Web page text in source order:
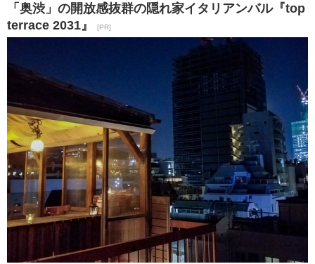
「奥渋」の開放感抜群の隠れ家イタリアンバル『top
terrace 2031』
[PR]